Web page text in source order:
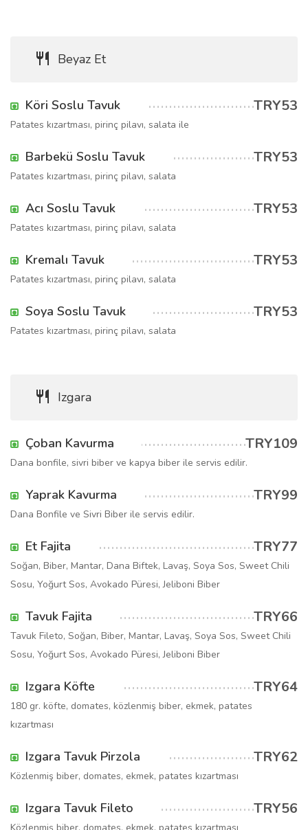
Beyaz Et
Köri Soslu Tavuk TRY53
Patates kızartması, pirinç pilavı, salata ile
Barbekü Soslu Tavuk TRY53
Patates kızartması, pirinç pilavı, salata
Acı Soslu Tavuk TRY53
Patates kızartması, pirinç pilavı, salata
Kremalı Tavuk TRY53
Patates kızartması, pirinç pilavı, salata
Soya Soslu Tavuk TRY53
Patates kızartması, pirinç pilavı, salata
Izgara
Çoban Kavurma TRY109
Dana bonfile, sivri biber ve kapya biber ile servis edilir.
Yaprak Kavurma TRY99
Dana Bonfile ve Sivri Biber ile servis edilir.
Et Fajita TRY77
Soğan, Biber, Mantar, Dana Biftek, Lavaş, Soya Sos, Sweet Chili
Sosu, Yoğurt Sos, Avokado Püresi, Jeliboni Biber
Tavuk Fajita TRY66
Tavuk Fileto, Soğan, Biber, Mantar, Lavaş, Soya Sos, Sweet Chili
Sosu, Yoğurt Sos, Avokado Püresi, Jeliboni Biber
Izgara Köfte TRY64
180 gr. köfte, domates, közlenmiş biber, ekmek, patates
kızartması
Izgara Tavuk Pirzola TRY62
Közlenmiş biber, domates, ekmek, patates kızartması
Izgara Tavuk Fileto TRY56